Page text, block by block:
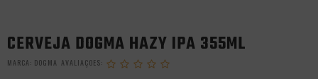
CERVEJA DOGMA HAZY IPA 355ML
MARCA: DOGMA